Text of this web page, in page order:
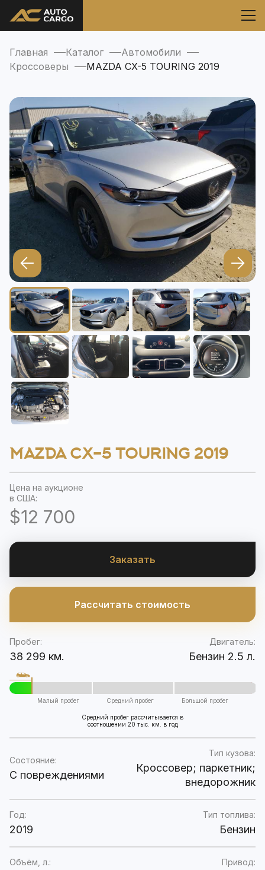
Главная Каталог
Автомобили
Кроссоверы
MAZDA CX-5 TOURING 2019
MAZDA CX-5 TOURING 2019
Цена на аукционе
в США:
$12 700
Заказать
Рассчитать стоимость
Пробег:
38 299 км.
Двигатель:
Бензин 2.5 л.
Малый пробег Средний пробег Большой пробег
Средний пробег рассчитывается в
соотношении 20 тыс. км. в год
Состояние:
C повреждениями
Тип кузова:
Кроссовер; паркетник;
внедорожник
Год:
2019
Тип топлива:
Бензин
Объём, л.: Привод: